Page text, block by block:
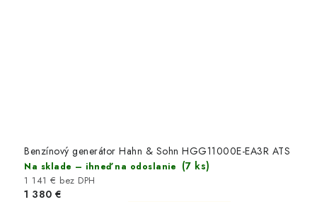
Benzínový generátor Hahn & Sohn HGG11000E-EA3R ATS
Na sklade – ihneď na odoslanie (7 ks)
1 141 € bez DPH
1 380 €